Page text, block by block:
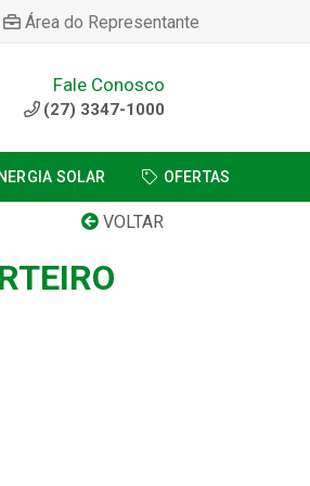
Área do Representante
Fale Conosco
(27) 3347-1000
SOLAR OFERTAS
VOLTAR